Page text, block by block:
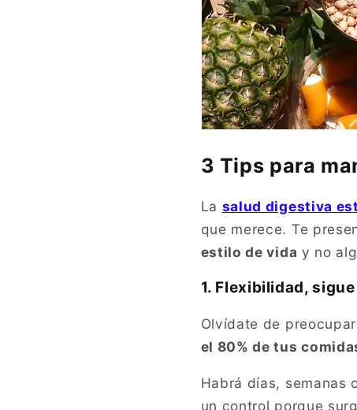
3 Tips para
La salud digestiva
que merece. Te
estilo de vida y no
1. Flexibilidad,
Olvídate de
el 80% de tus
Habrá días, semanas
un control porque